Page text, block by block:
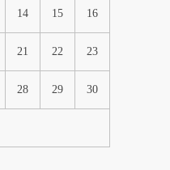
14 15 16
21 22 23
28 29 30